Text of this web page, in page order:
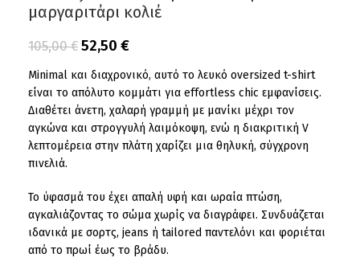
μαργαριτάρι κολιέ
105,00€ 52,50 €
Minimal και διαχρονικό, αυτό το λευκό oversized t-shirt
είναι το απόλυτο κομμάτι για effortless chic εμφανίσεις.
Διαθέτει άνετη, χαλαρή γραμμή με μανίκι μέχρι τον
αγκώνα και στρογγυλή λαιμόκοψη, ενώ η διακριτική V
λεπτομέρεια στην πλάτη χαρίζει μια θηλυκή, σύγχρονη
πινελιά.
Το ύφασμά του έχει απαλή υφή και ωραία πτώση,
αγκαλιάζοντας το σώμα χωρίς να διαγράφει. Συνδυάζεται
ιδανικά με σορτς, jeans ή tailored παντελόνι και φοριέται
από το πρωί έως το βράδυ.